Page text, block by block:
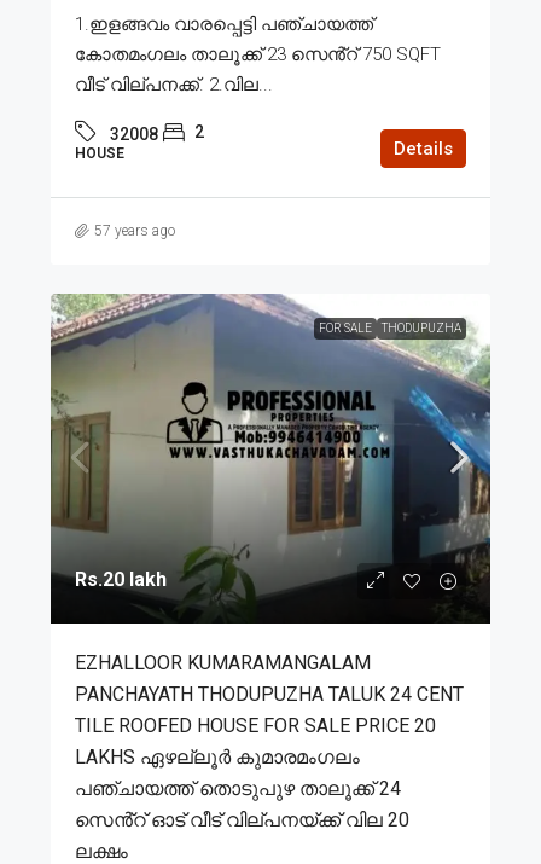
1.ഇളങ്ങവം വാരപ്പെട്ടി പഞ്ചായത്ത്
കോതമംഗലം താലൂക്ക് 23 സെൻ്റ് 750 SQFT
വീട് വില്പനക്ക്. 2.വില...
32008 2
HOUSE Details
57 years ago
FOR SALE THODUPUZHA
Rs.20 lakh
EZHALLOOR KUMARAMANGALAM
PANCHAYATH THODUPUZHA TALUK 24 CENT
TILE ROOFED HOUSE FOR SALE PRICE 20
LAKHS ഏഴല്ലൂർ കുമാരമംഗലം
പഞ്ചായത്ത് തൊടുപുഴ താലൂക്ക് 24
സെൻ്റ് ഓട് വീട് വില്പനയ്ക്ക് വില 20
ലക്ഷം